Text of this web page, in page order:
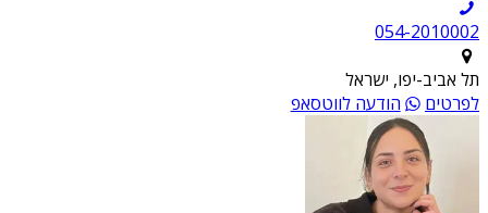
054-2010002
תל אביב-יפו, ישראל
לפרטים
הודעה לווטסאפ